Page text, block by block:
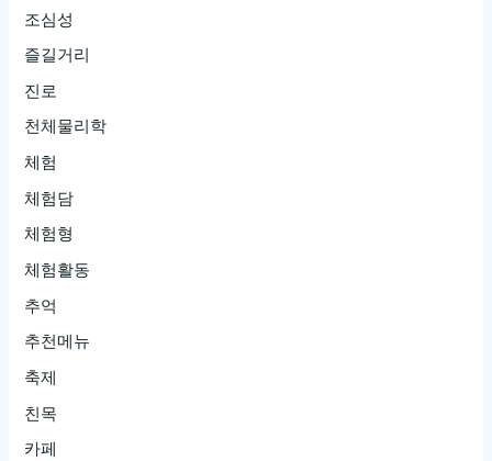
조심성
즐길거리
진로
천체물리학
체험
체험담
체험형
체험활동
추억
추천메뉴
축제
친목
카페